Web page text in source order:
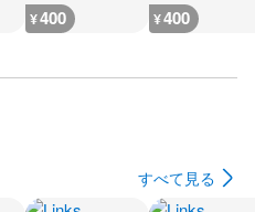
¥400 ¥400
すべて見る